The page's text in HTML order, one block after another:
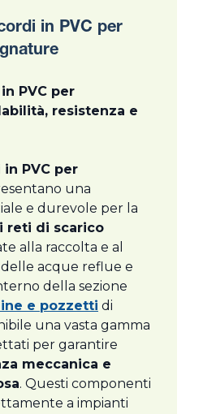
in PVC per
PVC per
resistenza e
PVC per
una
e durevole per la
reti di scarico
alla raccolta e al
acque reflue e
della sezione
e pozzetti di
una vasta gamma
per garantire
meccanica e
. Questi componenti
a impianti